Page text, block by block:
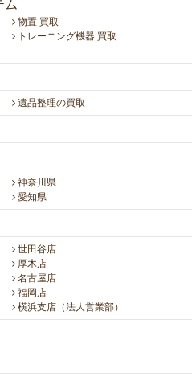
ム
物置 買取
トレーニング機器 買取
遺品整理の買取
神奈川県
愛知県
世田谷店
厚木店
名古屋店
福岡店
横浜支店（法人営業部）